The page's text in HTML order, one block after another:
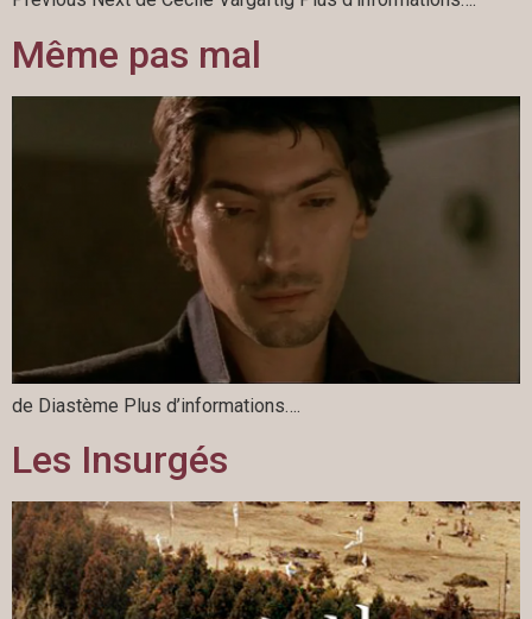
Même pas mal
de Diastème Plus d’informations….
Les Insurgés